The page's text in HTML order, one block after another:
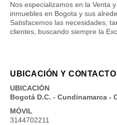
Nos especializamos en la Venta
inmuebles en Bogota y sus
Satisfacemos las necesidades,
clientes, buscando siempre la
UBICACIÓN Y CONTACTO
UBICACIÓN
Bogotá D.C. - Cundinamarca -
MÓVIL
3144702211